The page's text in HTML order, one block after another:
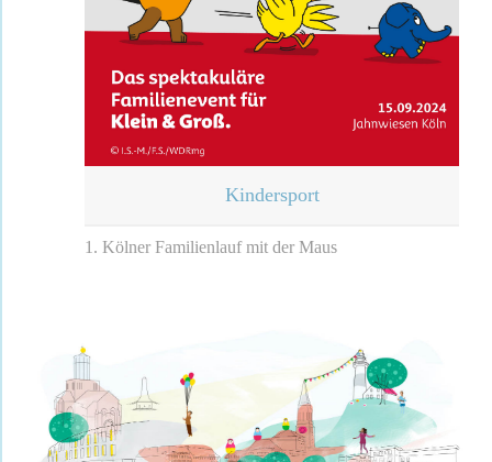
Kindersport
1. Kölner Familienlauf mit der Maus